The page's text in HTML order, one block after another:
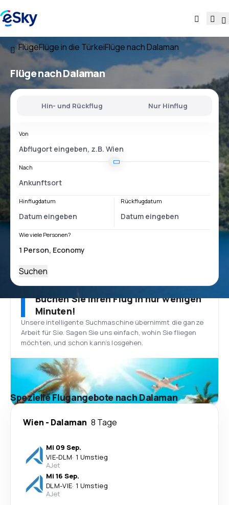
FlügeFlüge in die TürkeiFlüge nach Dalaman
Flüge nach Dalaman
Hin- und Rückflug Nur Hinflug
Von
Nach
Hinflugdatum Rückflugdatum
Wie viele Personen?
Suchen
Buchen Sie Ihren Flug in nur wenigen
Minuten!
Unsere intelligente Suchmaschine übernimmt die ganze
Arbeit für Sie. Sagen Sie uns einfach, wohin Sie fliegen
möchten, und schon kann’s losgehen.
Spezielle Flugangebote nach Dalaman
Wien - Dalaman 8 Tage
Mi 09 Sep.
VIE-DLM· 1 Umstieg
AJet
Mi 16 Sep.
DLM-VIE· 1 Umstieg
AJet